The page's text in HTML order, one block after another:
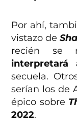
Por ahí,
vistazo de
recién se
interpretará
secuela.
serían los de
épico sobre
2022.